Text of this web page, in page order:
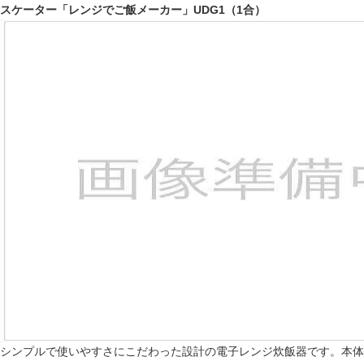
スケーター「レンジでご飯メーカー」UDG1（1合）
シンプルで使いやすさにこだわった設計の電子レンジ炊飯器です。本体